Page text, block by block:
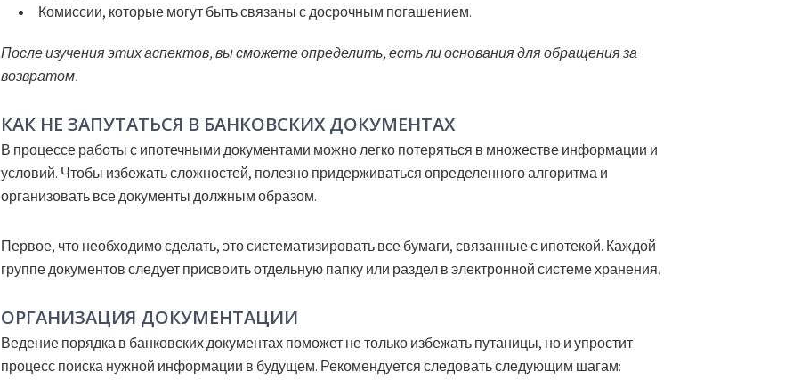
Комиссии, которые могут быть связаны с досрочным погашением.
После изучения этих аспектов, вы сможете определить, есть ли основания для обращения за
возвратом.
КАК НЕ ЗАПУТАТЬСЯ В БАНКОВСКИХ ДОКУМЕНТАХ
В процессе работы с ипотечными документами можно легко потеряться в множестве информации и
условий. Чтобы избежать сложностей, полезно придерживаться определенного алгоритма и
организовать все документы должным образом.
Первое, что необходимо сделать, это систематизировать все бумаги, связанные с ипотекой. Каждой
группе документов следует присвоить отдельную папку или раздел в электронной системе хранения.
ОРГАНИЗАЦИЯ ДОКУМЕНТАЦИИ
Ведение порядка в банковских документах поможет не только избежать путаницы, но и упростит
процесс поиска нужной информации в будущем. Рекомендуется следовать следующим шагам: